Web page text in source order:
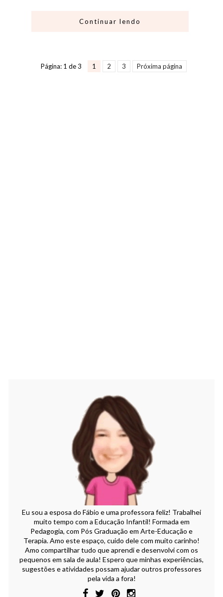
Continuar lendo
Página: 1 de 3 1 2 3 Próxima página
Eu sou a esposa do Fábio e uma professora feliz! Trabalhei
muito tempo com a Educação Infantil! Formada em
Pedagogia, com Pós Graduação em Arte-Educação e
Terapia. Amo este espaço, cuido dele com muito carinho!
Amo compartilhar tudo que aprendi e desenvolvi com os
pequenos em sala de aula! Espero que minhas experiências,
sugestões e atividades possam ajudar outros professores
pela vida a fora!